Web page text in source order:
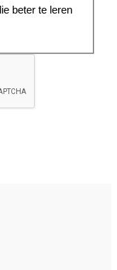
beter te leren